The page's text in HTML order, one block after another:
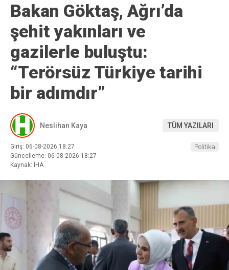
Bakan Göktaş, Ağrı’da
şehit yakınları ve
gazilerle buluştu:
“Terörsüz Türkiye tarihi
bir adımdır”
Neslihan Kaya TÜM YAZILARI
Giriş: 06-08-2026 18:27
Güncelleme: 06-08-2026 18:27
Kaynak: İHA
Politika